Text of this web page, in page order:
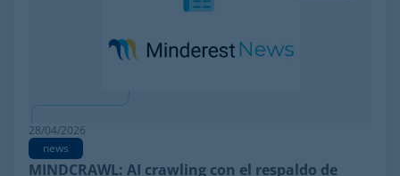
28/04/2026
news
MINDCRAWL: AI crawling con el respaldo de